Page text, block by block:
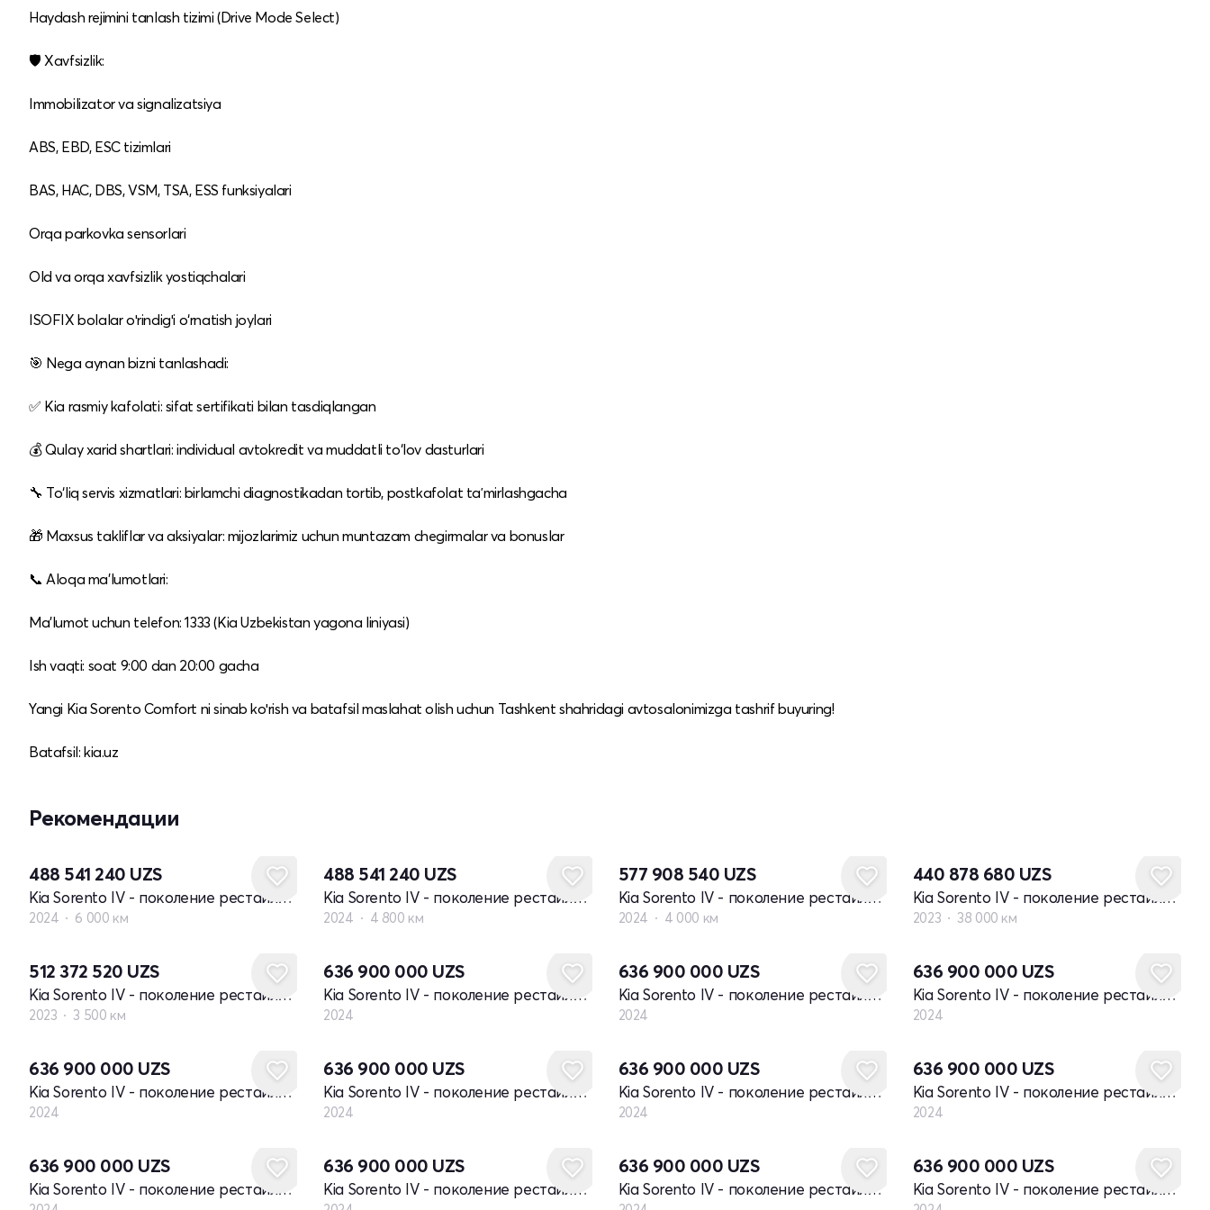
Haydash rejimini tanlash tizimi (Drive Mode Select)
🛡️ Xavfsizlik:
Immobilizator va signalizatsiya
ABS, EBD, ESC tizimlari
BAS, HAC, DBS, VSM, TSA, ESS funksiyalari
Orqa parkovka sensorlari
Old va orqa xavfsizlik yostiqchalari
ISOFIX bolalar oʻrindigʻi o‘rnatish joylari
🎯 Nega aynan bizni tanlashadi:
✅ Kia rasmiy kafolati: sifat sertifikati bilan tasdiqlangan
💰 Qulay xarid shartlari: individual avtokredit va muddatli to‘lov dasturlari
🔧 To‘liq servis xizmatlari: birlamchi diagnostikadan tortib, postkafolat taʼmirlashgacha
🎁 Maxsus takliflar va aksiyalar: mijozlarimiz uchun muntazam chegirmalar va bonuslar
📞 Aloqa ma’lumotlari:
Ma’lumot uchun telefon: 1333 (Kia Uzbekistan yagona liniyasi)
Ish vaqti: soat 9:00 dan 20:00 gacha
Yangi Kia Sorento Comfort ni sinab koʻrish va batafsil maslahat olish uchun Tashkent shahridagi avtosalonimizga tashrif buyuring!
Batafsil: kia.uz
Рекомендации
488 541 240 UZS
Kia Sorento IV - поколение рестайлинг
2024 6 000 км
488 541 240 UZS
Kia Sorento IV - поколение рестайлинг
2024 4 800 км
577 908 540 UZS
Kia Sorento IV - поколение рестайлинг
2024 4 000 км
440 878 680 UZS
Kia Sorento IV - поколение рестайлинг
2023 38 000 км
512 372 520 UZS
Kia Sorento IV - поколение рестайлинг
2023 3 500 км
636 900 000 UZS
Kia Sorento IV - поколение рестайлинг
2024
636 900 000 UZS
Kia Sorento IV - поколение рестайлинг
2024
636 900 000 UZS
Kia Sorento IV - поколение рестайлинг
2024
636 900 000 UZS
Kia Sorento IV - поколение рестайлинг
2024
636 900 000 UZS
Kia Sorento IV - поколение рестайлинг
2024
636 900 000 UZS
Kia Sorento IV - поколение рестайлинг
2024
636 900 000 UZS
Kia Sorento IV - поколение рестайлинг
2024
636 900 000 UZS
Kia Sorento IV - поколение рестайлинг
636 900 000 UZS
Kia Sorento IV - поколение рестайлинг
636 900 000 UZS
Kia Sorento IV - поколение рестайлинг
636 900 000 UZS
Kia Sorento IV - поколение рестайлинг